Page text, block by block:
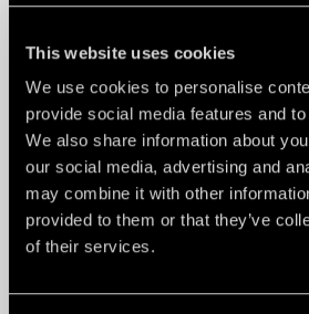
This website uses cookies
We use cookies to personalise
provide social media features and
We also share information about
our social media, advertising and
may combine it with other
provided to them or that they’ve
of their services.